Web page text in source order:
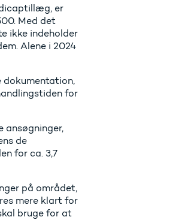
er
Med det
ikke indeholder
Alene i 2024
dokumentation,
for
ansøgninger,
de
for ca. 3,7
på området,
mere klart for
bruge for at